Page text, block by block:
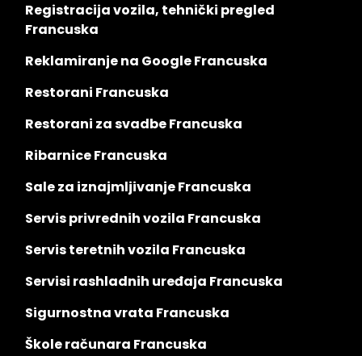
Registracija vozila, tehnički pregled
Francuska
Reklamiranje na Google Francuska
Restorani Francuska
Restorani za svadbe Francuska
Ribarnice Francuska
Sale za iznajmljivanje Francuska
Servis privrednih vozila Francuska
Servis teretnih vozila Francuska
Servisi rashladnih uređaja Francuska
Sigurnostna vrata Francuska
Škole računara Francuska